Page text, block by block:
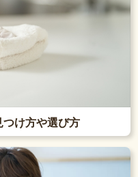
け方や選び方